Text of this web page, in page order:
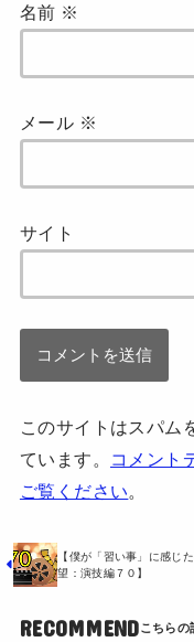
名前 ※
メール ※
サイト
このサイトはスパム
ています。
コメント
ご覧ください。
【僕が「習い事」に感じ
望：演技編７０】
RECOMMEND